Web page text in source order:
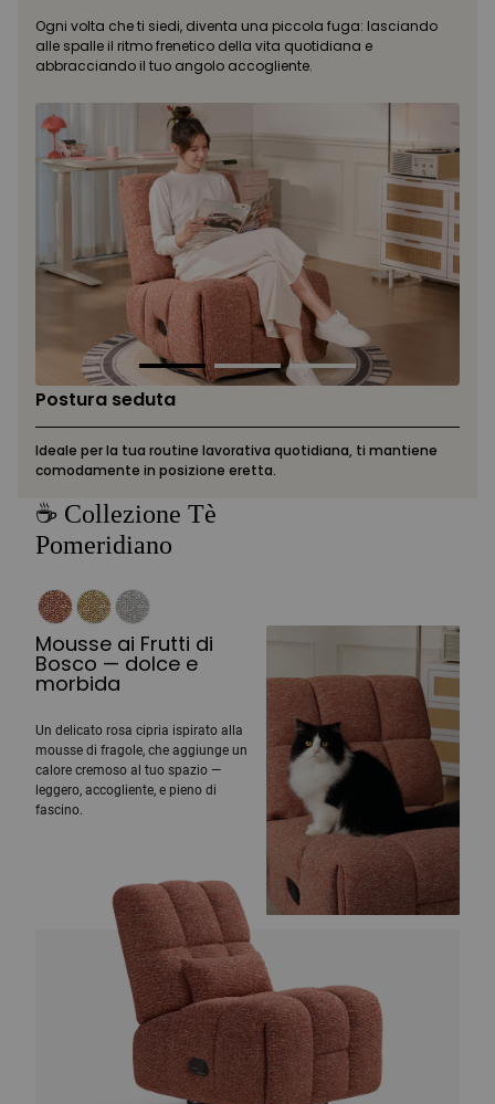
Ogni volta che ti siedi, diventa una piccola fuga: lasciando
alle spalle il ritmo frenetico della vita quotidiana e
abbracciando il tuo angolo accogliente.
Postura seduta
Ideale per la tua routine lavorativa quotidiana, ti mantiene
comodamente in posizione eretta.
☕ Collezione Tè
Pomeridiano
Mousse ai Frutti di
Bosco — dolce e
morbida
Un delicato rosa cipria ispirato alla
mousse di fragole, che aggiunge un
calore cremoso al tuo spazio —
leggero, accogliente, e pieno di
fascino.